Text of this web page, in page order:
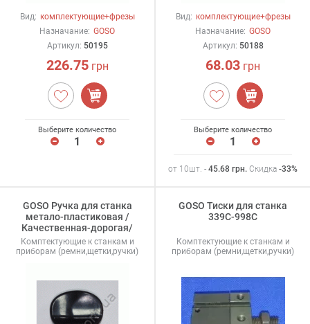
Вид: комплектующие+фрезы
Назначание: GOSO
Артикул: 50195
226.75грн
Выберите количество
Вид: комплектующие+фрезы
Назначание: GOSO
Артикул: 50188
68.03 грн
Выберите количество
от 10шт. - 45.68 грн. Скидка -33%
GOSO Ручка для станка
метало-пластиковая /
Качественная-дорогая/
Комптектующие к станкам и
приборам (ремни,щетки,ручки)
GOSO Тиски для станка
339С-998C
Комптектующие к станкам и
приборам (ремни,щетки,ручки)